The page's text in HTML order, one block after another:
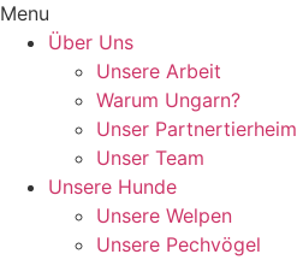
Menu
Über Uns
Unsere Arbeit
Warum Ungarn?
Unser Partnertierheim
Unser Team
Unsere Hunde
Unsere Welpen
Unsere Pechvögel